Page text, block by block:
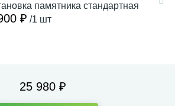
памятника стандартная
₽ /1 шт
25 980 ₽